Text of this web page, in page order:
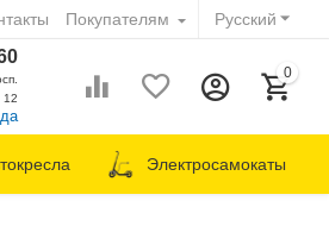
Русский
Покупателям
12
0
Электросамокаты